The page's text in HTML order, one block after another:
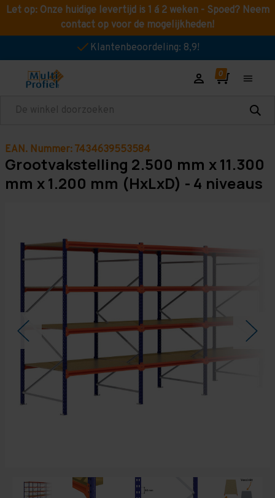
Let op: Onze huidige levertijd is 1 á 2 weken - Spoed? Neem
contact op voor de mogelijkheden!
Klantenbeoordeling: 8,9!
Zoeken
EAN. Nummer: 7434639553584
Grootvakstelling 2.500 mm x 11.300
mm x 1.200 mm (HxLxD) - 4 niveaus